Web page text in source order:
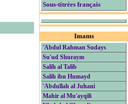
Sous-titrées français
Imams
'Abdul Rahman Sudays
Su'ud Shuraym
Salih al Talib
Salih ibn Humayd
'Abdullah al Juhani
Mahir al Mu'ayqili